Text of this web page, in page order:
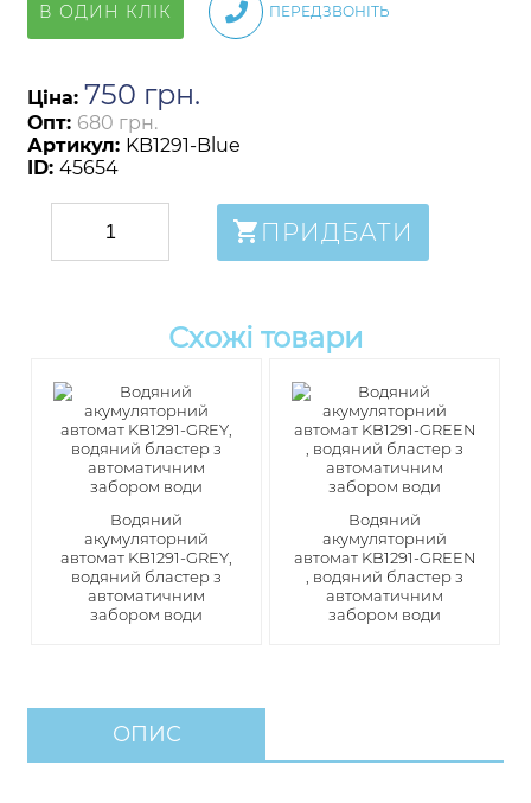
В ОДИН КЛІК ПЕРЕДЗВОНІТЬ
Ціна: 750 грн.
Опт: 680 грн.
Артикул: KB1291-Blue
ID: 45654
ПРИДБАТИ
Схожі товари
Водяний
акумуляторний
автомат KB1291-GREY,
водяний бластер з
автоматичним
забором води
Водяний
акумуляторний
автомат KB1291-GREEN
, водяний бластер з
автоматичним
забором води
ОПИС